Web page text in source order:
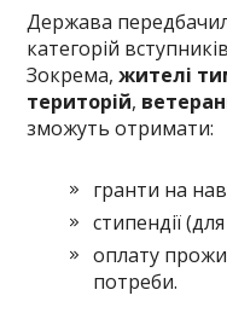
Держава
категорій
Зокрема,жителі
територій,
зможуть отримати:
гранти на
стипендії
оплату
потреби.